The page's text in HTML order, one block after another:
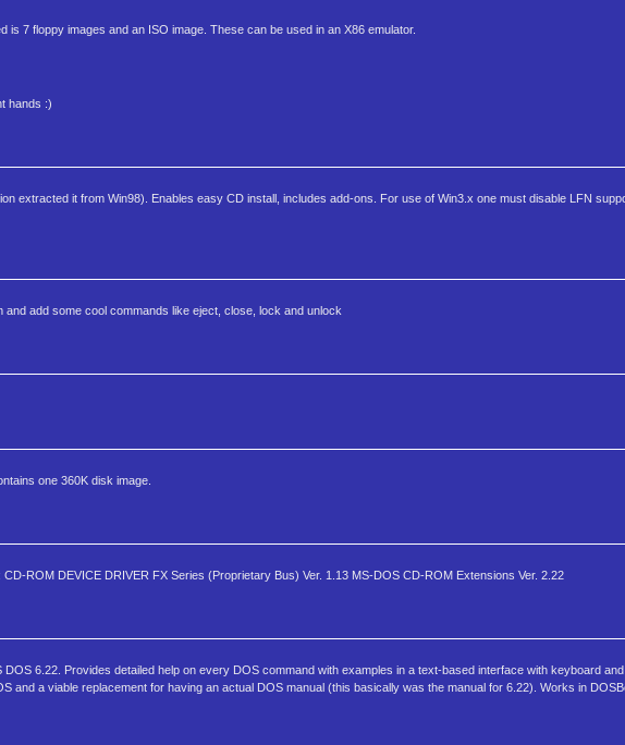
7 floppy images and an ISO image. These can be used in an X86 emulator.
hands :)
extracted it from Win98). Enables easy CD install, includes add-ons. For use of Win3.x one must disable LFN
add some cool commands like eject, close, lock and unlock
one 360K disk image.
ROM DEVICE DRIVER FX Series (Proprietary Bus) Ver. 1.13 MS-DOS CD-ROM Extensions Ver. 2.22
6.22. Provides detailed help on every DOS command with examples in a text-based interface with keyboard
and a viable replacement for having an actual DOS manual (this basically was the manual for 6.22). Works in